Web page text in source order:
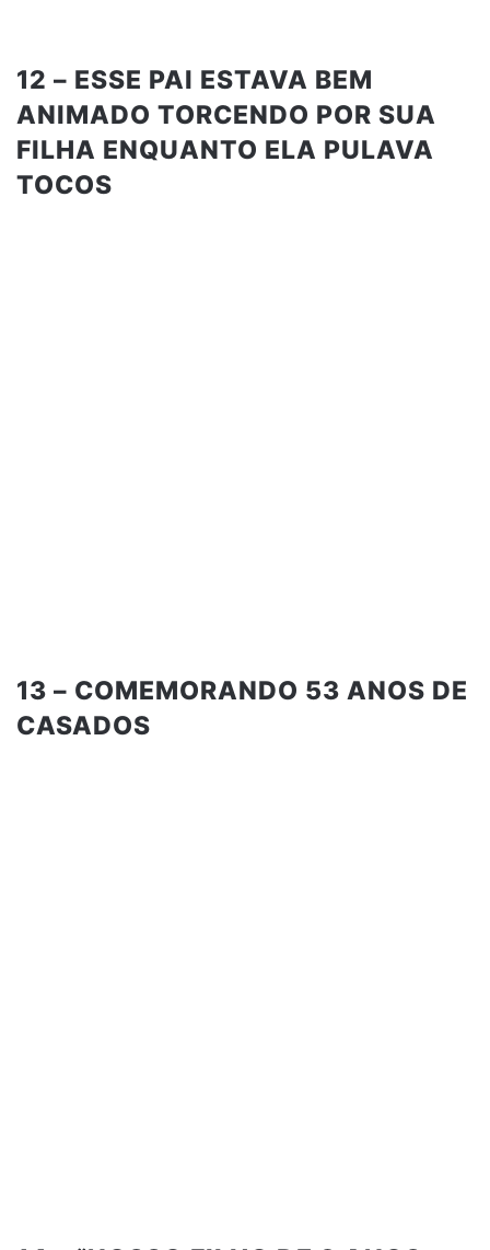
12 – ESSE PAI ESTAVA BEM
ANIMADO TORCENDO POR SUA
FILHA ENQUANTO ELA PULAVA
TOCOS
13 – COMEMORANDO 53 ANOS DE
CASADOS